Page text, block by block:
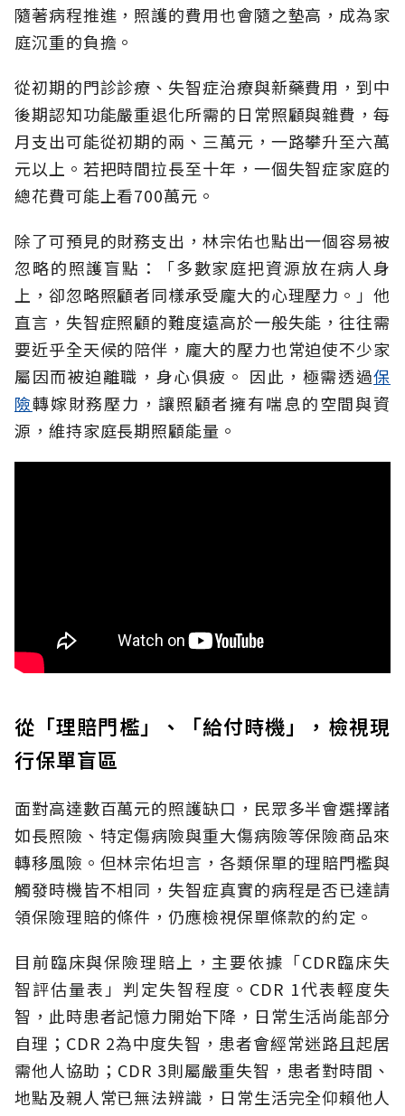
隨著病程推進，照護的費用也會隨之墊高，成為家
庭沉重的負擔。
從初期的門診診療、失智症治療與新藥費用，到中
後期認知功能嚴重退化所需的日常照顧與雜費，每
月支出可能從初期的兩、三萬元，一路攀升至六萬
元以上。若把時間拉長至十年，一個失智症家庭的
總花費可能上看700萬元。
除了可預見的財務支出，林宗佑也點出一個容易被
忽略的照護盲點：「多數家庭把資源放在病人身
上，卻忽略照顧者同樣承受龐大的心理壓力。」他
直言，失智症照顧的難度遠高於一般失能，往往需
要近乎全天候的陪伴，龐大的壓力也常迫使不少家
屬因而被迫離職，身心俱疲。 因此，極需透過保
險轉嫁財務壓力，讓照顧者擁有喘息的空間與資
源，維持家庭長期照顧能量。
從「理賠門檻」、「給付時機」，檢視現
行保單盲區
面對高達數百萬元的照護缺口，民眾多半會選擇諸
如長照險、特定傷病險與重大傷病險等保險商品來
轉移風險。但林宗佑坦言，各類保單的理賠門檻與
觸發時機皆不相同，失智症真實的病程是否已達請
領保險理賠的條件，仍應檢視保單條款的約定。
目前臨床與保險理賠上，主要依據「CDR臨床失
智評估量表」判定失智程度。CDR 1代表輕度失
智，此時患者記憶力開始下降，日常生活尚能部分
自理；CDR 2為中度失智，患者會經常迷路且起居
需他人協助；CDR 3則屬嚴重失智，患者對時間、
地點及親人常已無法辨識，日常生活完全仰賴他人